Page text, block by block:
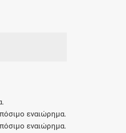
εναιώρημα.
εναιώρημα.